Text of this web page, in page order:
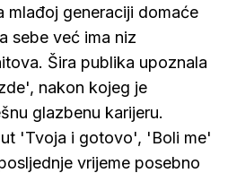
mlađoj generaciji domaće
sebe već ima niz
Šira publika upoznala
nakon kojeg je
glazbenu karijeru.
'Tvoja i gotovo', 'Boli me'
vrijeme posebno